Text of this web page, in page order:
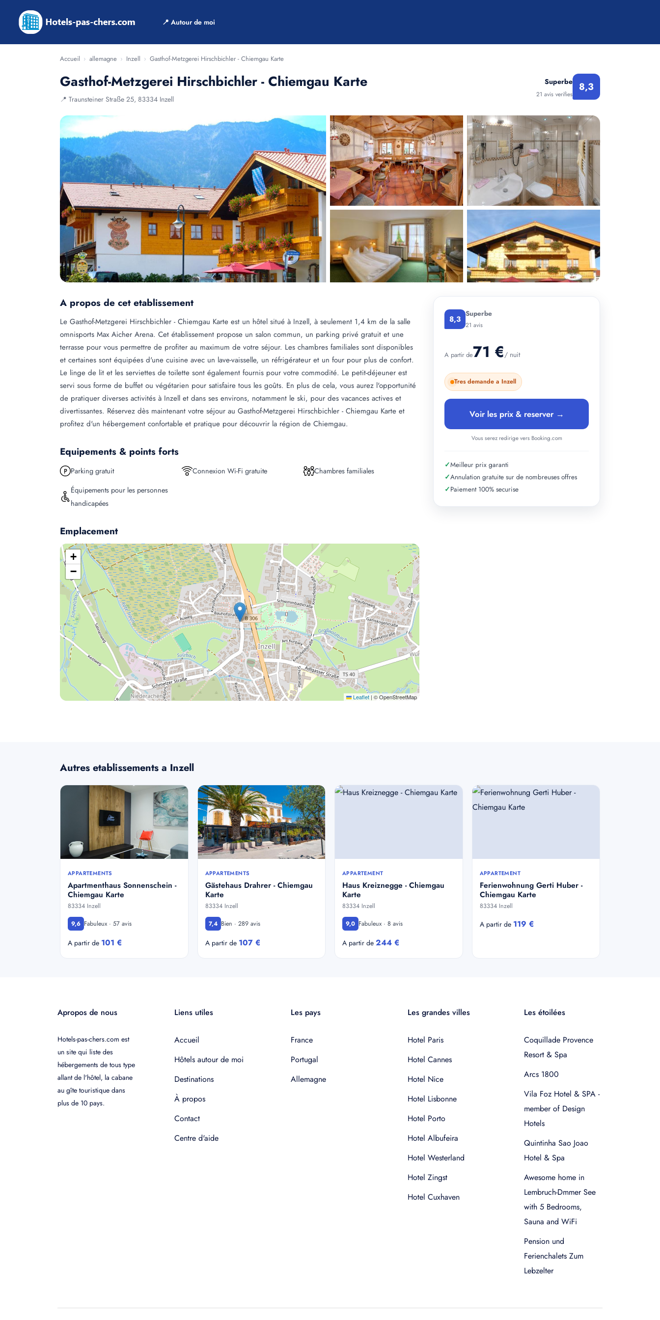
📍 Autour de moi
Accueil › allemagne › Inzell › Gasthof-Metzgerei Hirschbichler - Chiemgau Karte
Gasthof-Metzgerei Hirschbichler - Chiemgau Karte
📍 Traunsteiner Straße 25, 83334 Inzell
Superbe
21 avis verifies
8,3
+ 2 photos
A propos de cet etablissement
Le Gasthof-Metzgerei Hirschbichler - Chiemgau Karte est un hôtel situé à Inzell, à seulement 1,4 km de la salle
omnisports Max Aicher Arena. Cet établissement propose un salon commun, un parking privé gratuit et une
terrasse pour vous permettre de profiter au maximum de votre séjour. Les chambres familiales sont disponibles
et certaines sont équipées d'une cuisine avec un lave-vaisselle, un réfrigérateur et un four pour plus de confort.
Le linge de lit et les serviettes de toilette sont également fournis pour votre commodité. Le petit-déjeuner est
servi sous forme de buffet ou végétarien pour satisfaire tous les goûts. En plus de cela, vous aurez l'opportunité
de pratiquer diverses activités à Inzell et dans ses environs, notamment le ski, pour des vacances actives et
divertissantes. Réservez dès maintenant votre séjour au Gasthof-Metzgerei Hirschbichler - Chiemgau Karte et
profitez d'un hébergement confortable et pratique pour découvrir la région de Chiemgau.
Equipements & points forts
Parking gratuit Connexion Wi-Fi gratuite
Chambres familiales
Équipements pour les personnes
handicapées
Emplacement
+
−
Leaflet |© OpenStreetMap
8,3 Superbe
21 avis
A partir de71 €/ nuit
Tres demande a Inzell
Voir les prix & reserver →
Vous serez redirige vers Booking.com
✓Meilleur prix garanti
✓Annulation gratuite sur de nombreuses offres
✓Paiement 100% securise
Autres etablissements a Inzell
APPARTEMENTS
Apartmenthaus Sonnenschein -
Chiemgau Karte
83334 Inzell
9,6 Fabuleux · 57 avis
A partir de 101 €
APPARTEMENTS
Gästehaus Drahrer - Chiemgau
Karte
83334 Inzell
7,4 Bien · 289 avis
A partir de 107 €
APPARTEMENT
Haus Kreiznegge - Chiemgau
Karte
83334 Inzell
9,0 Fabuleux · 8 avis
A partir de 244 €
APPARTEMENT
Ferienwohnung Gerti Huber -
Chiemgau Karte
83334 Inzell
A partir de 119 €
Apropos de nous
Hotels-pas-chers.com est
un site qui liste des
hébergements de tous type
allant de l'hôtel, la cabane
au gîte touristique dans
plus de 10 pays.
Liens utiles
Accueil
Hôtels autour de moi
Destinations
À propos
Contact
Centre d'aide
Les pays
France
Portugal
Allemagne
Les grandes villes
Hotel Paris
Hotel Cannes
Hotel Nice
Hotel Lisbonne
Hotel Porto
Hotel Albufeira
Hotel Westerland
Hotel Zingst
Hotel Cuxhaven
Les étoilées
Coquillade Provence
Resort & Spa
Arcs 1800
Vila Foz Hotel & SPA -
member of Design
Hotels
Quintinha Sao Joao
Hotel & Spa
Awesome home in
Lembruch-Dmmer See
with 5 Bedrooms,
Sauna and WiFi
Pension und
Ferienchalets Zum
Lebzelter